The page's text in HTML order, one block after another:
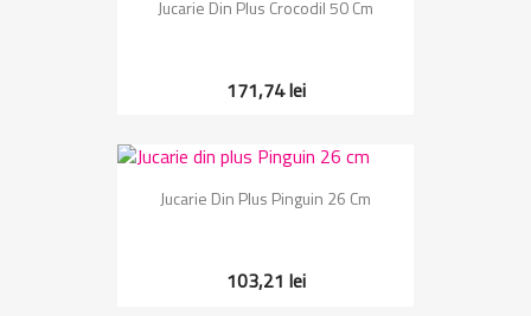
Jucarie Din Plus Crocodil 50 Cm
171,74 lei
Jucarie Din Plus Pinguin 26 Cm
103,21 lei